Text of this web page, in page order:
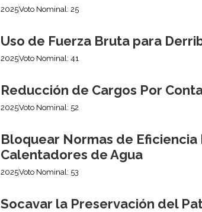
2025Voto Nominal: 25
Uso de Fuerza Bruta para
2025Voto Nominal: 41
Reducción de Cargos Por
2025Voto Nominal: 52
Bloquear Normas de
Calentadores de Agua
2025Voto Nominal: 53
Socavar la Preservación del